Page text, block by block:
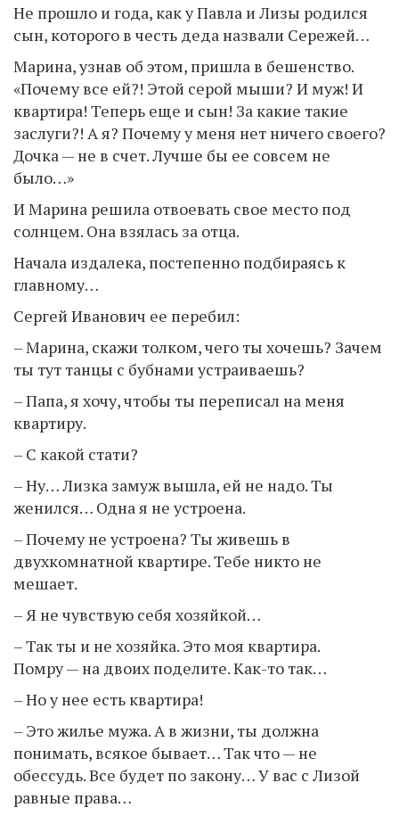
Не прошло и года, как у Павла и Лизы родился
сын, которого в честь деда назвали Сережей…
Марина, узнав об этом, пришла в бешенство.
«Почему все ей?! Этой серой мыши? И муж! И
квартира! Теперь еще и сын! За какие такие
заслуги?! А я? Почему у меня нет ничего своего?
Дочка — не в счет. Лучше бы ее совсем не
было…»
И Марина решила отвоевать свое место под
солнцем. Она взялась за отца.
Начала издалека, постепенно подбираясь к
главному…
Сергей Иванович ее перебил:
– Марина, скажи толком, чего ты хочешь? Зачем
ты тут танцы с бубнами устраиваешь?
– Папа, я хочу, чтобы ты переписал на меня
квартиру.
– С какой стати?
– Ну… Лизка замуж вышла, ей не надо. Ты
женился… Одна я не устроена.
– Почему не устроена? Ты живешь в
двухкомнатной квартире. Тебе никто не
мешает.
– Я не чувствую себя хозяйкой…
– Так ты и не хозяйка. Это моя квартира.
Помру — на двоих поделите. Как-то так…
– Но у нее есть квартира!
– Это жилье мужа. А в жизни, ты должна
понимать, всякое бывает… Так что — не
обессудь. Все будет по закону… У вас с Лизой
равные права…